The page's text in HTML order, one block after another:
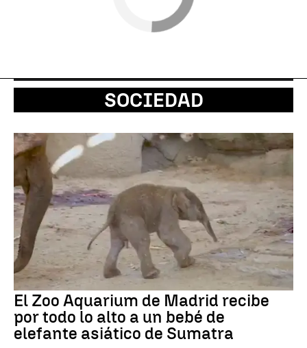
SOCIEDAD
El Zoo Aquarium de Madrid recibe
por todo lo alto a un bebé de
elefante asiático de Sumatra